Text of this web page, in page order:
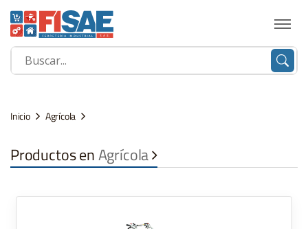
Inicio Agrícola
Productos enAgrícola